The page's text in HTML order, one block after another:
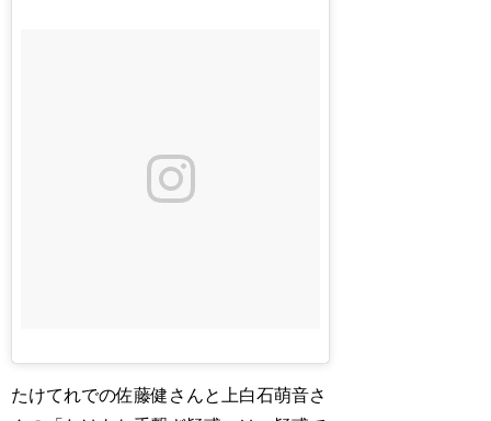
たけてれでの佐藤健さんと上白石萌音さ